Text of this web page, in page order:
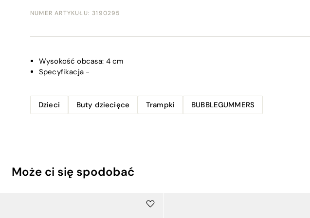
NUMER ARTYKUŁU: 3190295
Wysokość obcasa: 4 cm
Specyfikacja-
Dzieci Buty dziecięce Trampki BUBBLEGUMMERS
Może ci się spodobać